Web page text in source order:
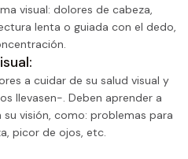
visual: dolores de cabeza,
lenta o guiada con el dedo,
a cuidar de su salud visual y
llevasen-. Deben aprender a
visión, como: problemas para
picor de ojos, etc.